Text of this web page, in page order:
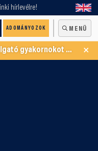
hírlevélre!
ADOMÁNYOZOK MENÜ
keresünk Menekültügyi Programunkba ×